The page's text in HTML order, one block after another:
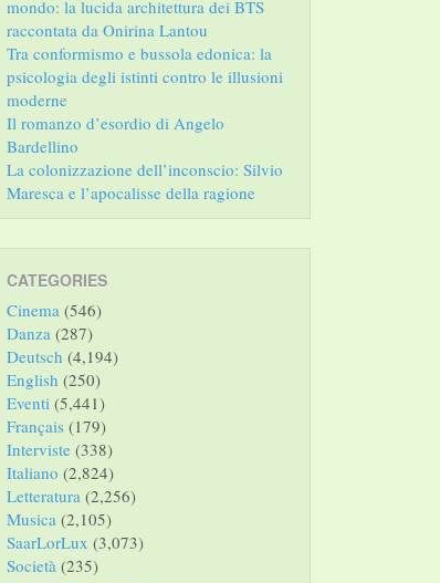
mondo: la lucida architettura dei BTS
raccontata da Onirina Lantou
Tra conformismo e bussola edonica: la
psicologia degli istinti contro le illusioni
moderne
Il romanzo d’esordio di Angelo
Bardellino
La colonizzazione dell’inconscio: Silvio
Maresca e l’apocalisse della ragione
CATEGORIES
Cinema (546)
Danza (287)
Deutsch (4,194)
English (250)
Eventi (5,441)
Français (179)
Interviste (338)
Italiano (2,824)
Letteratura (2,256)
Musica (2,105)
SaarLorLux (3,073)
Società (235)